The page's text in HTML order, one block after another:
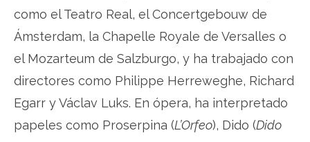
como el Teatro Real, el Concertgebouw de
Ámsterdam, la Chapelle Royale de Versalles o
el Mozarteum de Salzburgo, y ha trabajado con
directores como Philippe Herreweghe, Richard
Egarr y Václav Luks. En ópera, ha interpretado
papeles como Proserpina (L’Orfeo), Dido (Dido